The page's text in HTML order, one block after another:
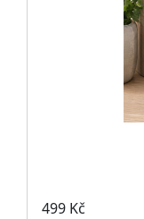
499 Kč